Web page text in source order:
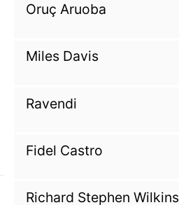
Oruç Aruoba
Miles Davis
Ravendi
Fidel Castro
Richard Stephen Wilkins